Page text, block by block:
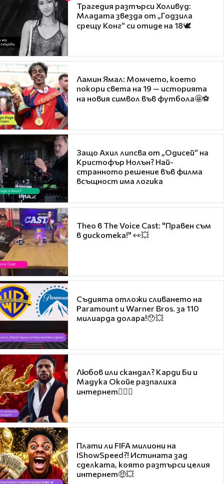
Трагедия разтърси Холивуд:
Младата звезда от „Годзила
срещу Конг“ си отиде на 18🕊️
Ламин Ямал: Момчето, което
покори света на 19 — историята
на новия символ във футбола🤩⚽
Защо Ахил липсва от „Одисей“ на
Кристофър Нолън? Най-
странното решение във филма
всъщност има логика
Theo в The Voice Cast: "Правен съм
в дискотека!" 👀💥
Съдията отложи сливането на
Paramount и Warner Bros. за 110
милиарда долара!😯💥
Любов или скандал? Карди Би и
Мадука Окойе разпалиха
интернет❤️‍🔥🔥
Плати ли FIFA милиони на
IShowSpeed?! Истината зад
сделката, която разтърси целия
интернет🤑💥